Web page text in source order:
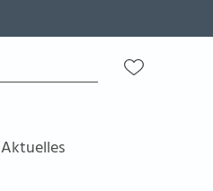
Aktuelles